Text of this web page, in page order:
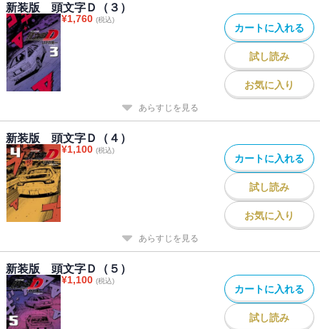
新装版 頭文字Ｄ（３）
¥1,760 (税込)
カートに入れる
試し読み
お気に入り
あらすじを見る
新装版 頭文字Ｄ（４）
¥1,100 (税込)
カートに入れる
試し読み
お気に入り
あらすじを見る
新装版 頭文字Ｄ（５）
¥1,100 (税込)
カートに入れる
試し読み